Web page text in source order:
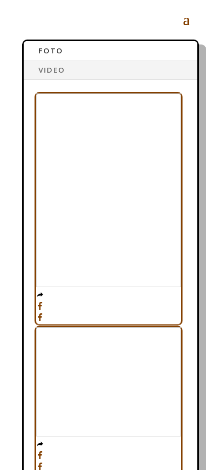
FOTO
VIDEO